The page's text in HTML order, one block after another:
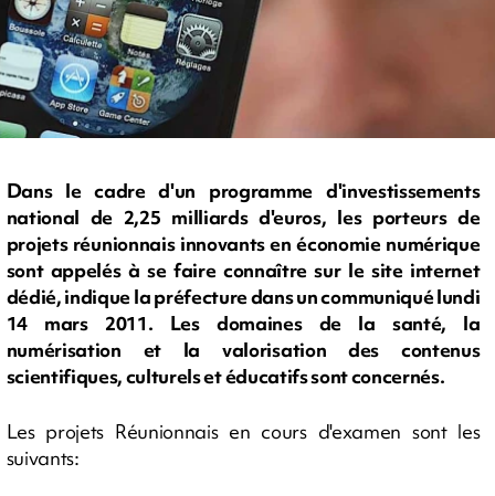
Dans le cadre d'un programme d'investissements
national de 2,25 milliards d'euros, les porteurs de
projets réunionnais innovants en économie numérique
sont appelés à se faire connaître sur le site internet
dédié, indique la préfecture dans un communiqué lundi
14 mars 2011. Les domaines de la santé, la
numérisation et la valorisation des contenus
scientifiques, culturels et éducatifs sont concernés.
Les projets Réunionnais en cours d'examen sont les
suivants: